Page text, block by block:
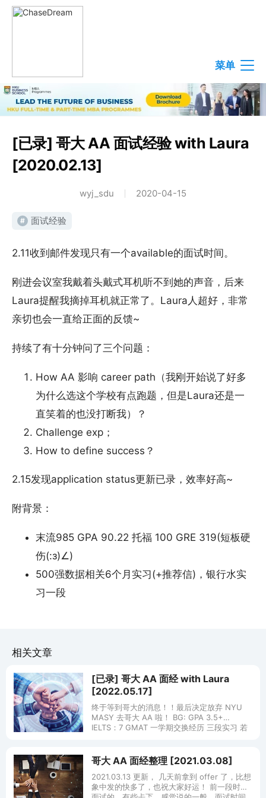
菜单
[已录] 哥大 AA 面试经验 with Laura
[2020.02.13]
wyj_sdu 2020-04-15
# 面试经验
2.11收到邮件发现只有一个available的面试时间。
刚进会议室我戴着头戴式耳机听不到她的声音，后来
Laura提醒我摘掉耳机就正常了。Laura人超好，非常
亲切也会一直给正面的反馈~
持续了有十分钟问了三个问题：
How AA 影响 career path（我刚开始说了好多
为什么选这个学校有点跑题，但是Laura还是一
直笑着的也没打断我）？
Challenge exp；
How to define success？
2.15发现application status更新已录，效率好高~
附背景：
末流985 GPA 90.22 托福 100 GRE 319(短板硬
伤(:з)∠)
500强数据相关6个月实习(+推荐信)，银行水实
习一段
相关文章
[已录] 哥大 AA 面经 with Laura
[2022.05.17]
终于等到哥大的消息！！最后决定放弃 NYU
MASY 去哥大 AA 啦！ BG: GPA 3.5+
IELTS：7 GMAT 一学期交换经历 三段实习 若
哥大 AA 面经整理 [2021.03.08]
2021.03.13 更新， 几天前拿到 offer 了，比想
象中发的快多了，也祝大家好运！ 前一段时间